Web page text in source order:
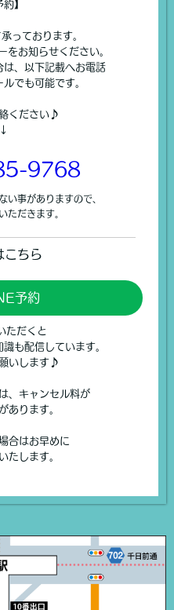
約】
っております。
をお知らせください。
は、以下記載へお電話
でも可能です。
ください♪
9768
い事がありますので、
ただきます。
こちら
予約
ただくと
も配信しています。
いします♪
、キャンセル料が
あります。
合はお早めに
たします。